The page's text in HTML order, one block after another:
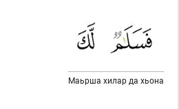
Маьрша хилар да хьона